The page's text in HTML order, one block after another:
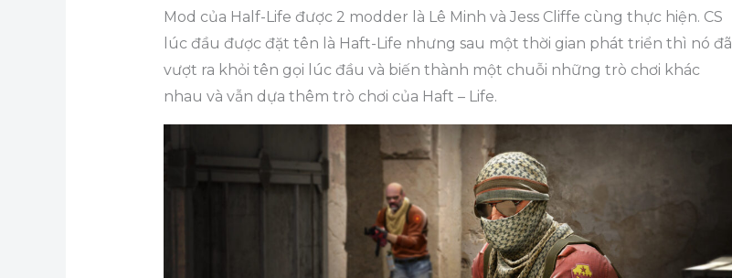
Mod của Half-Life được 2 modder là Lê Minh và Jess Cliffe cùng thực hiện. CS
lúc đầu được đặt tên là Haft-Life nhưng sau một thời gian phát triển thì nó đã
vượt ra khỏi tên gọi lúc đầu và biến thành một chuỗi những trò chơi khác
nhau và vẫn dựa thêm trò chơi của Haft – Life.